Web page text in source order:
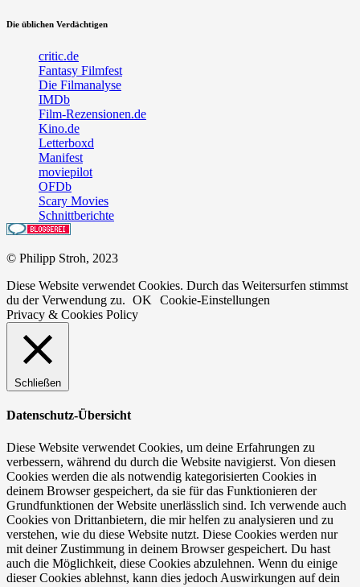
Die üblichen Verdächtigen
critic.de
Fantasy Filmfest
Die Filmanalyse
IMDb
Film-Rezensionen.de
Kino.de
Letterboxd
Manifest
moviepilot
OFDb
Scary Movies
Schnittberichte
© Philipp Stroh, 2023
Diese Website verwendet Cookies. Durch das Weitersurfen stimmst
du der Verwendung zu. OK
Cookie-Einstellungen
Privacy & Cookies Policy
Schließen
Datenschutz-Übersicht
Diese Website verwendet Cookies, um deine Erfahrungen zu
verbessern, während du durch die Website navigierst. Von diesen
Cookies werden die als notwendig kategorisierten Cookies in
deinem Browser gespeichert, da sie für das Funktionieren der
Grundfunktionen der Website unerlässlich sind. Ich verwende auch
Cookies von Drittanbietern, die mir helfen zu analysieren und zu
verstehen, wie du diese Website nutzt. Diese Cookies werden nur
mit deiner Zustimmung in deinem Browser gespeichert. Du hast
auch die Möglichkeit, diese Cookies abzulehnen. Wenn du einige
dieser Cookies ablehnst, kann dies jedoch Auswirkungen auf dein